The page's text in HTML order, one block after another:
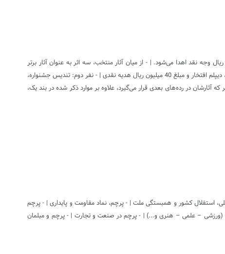
توسط هیأت انتخاب برای شرکت در نمایشگاه معرفی می‌شود، یک جلد کتاب جشنواره، لوح شرکت در جشنواره و مبلغ 2 میلیون ریال وجه نقد اهدا می‌شود. | - از میان آثار منتخب، سه اثر به عنوان آثار بر‌تر
جشنواره در بخش طراحی پوستر معرفی و به صاحبان آثار علاوه بر موارد ذکر شده در بند اول، هدایایی به شرح زیر اهدا خواهد شد: | - نفر اول: تندیس جشنواره، دیپلم افتخار و مبلغ 40 میلیون ریال هدیه نقدی | - نفر دوم: تندیس جشنواره،
ریال هدیه نقدی | - با رأی هیأت داوران به پنج نفر که آثارشان در رده‌های بعدی قرار می‌گیرد، علاوه بر موارد ذکر شده در بند یک،
استقلال کشور و همبستگی ملت | - پرچم، نماد مقاومت و پایداری | - پرچم
(ورزشی – علمی – هنری و...) | - پرچم در صنعت و تجارت | - پرچم و مبلمان